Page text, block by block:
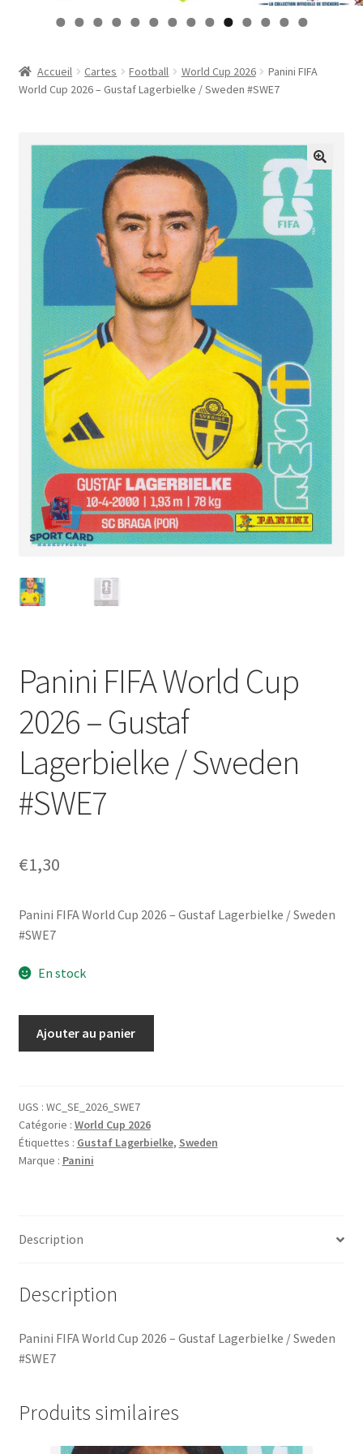
Contact
Mon compte
Panier
Validation de la commande
0 1 2 3 4
Accueil Cartes Football World Cup 2026
Panini FIFA
World Cup 2026 – Gustaf Lagerbielke / Sweden #SWE7
Panini FIFA World Cup
2026 – Gustaf
Lagerbielke / Sweden
#SWE7
€1,30
Panini FIFA World Cup 2026 – Gustaf Lagerbielke / Sweden
#SWE7
En stock
World
Cup
2026
-
Sweden
Ajouter au panier
UGS : WC_SE_2026_SWE7
Catégorie : World Cup 2026
Étiquettes : Gustaf Lagerbielke, Sweden
Marque : Panini
Description
Description
Panini FIFA World Cup 2026 – Gustaf Lagerbielke / Sweden
#SWE7
Produits similaires